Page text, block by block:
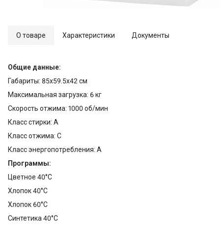
О товаре Характеристики Документы
Общие данные:
Габариты: 85x59.5x42 см
Максимальная загрузка: 6 кг
Скорость отжима: 1000 об/мин
Класс стирки: A
Класс отжима: C
Класс энергопотребления: A
Программы:
Цветное 40°C
Хлопок 40°C
Хлопок 60°C
Синтетика 40°C